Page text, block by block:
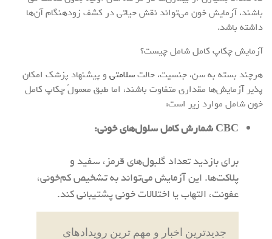
باشند، آزمایش خون می‌تواند نقش حیاتی در کشف زودهنگام آن‌ها
داشته باشد.
آزمایش‌ چکاپ کامل شامل چیست؟
هرچند بسته به سن، جنسیت، حالتسلامتی و پیشنهاد پزشک امکان
پذیر آزمایش‌ها مقداری متفاوت باشند، اما طبق معمولً چکاپ کامل
خون شامل موارد زیر است:
CBCشمارش کامل سلول‌های خونی:
برای بازدید تعداد گلبول‌های قرمز، سفید و
پلاکت‌ها. این آزمایش می‌تواند به تشخیص کم‌خونی،
عفونت، التهاب یا اختلالات خونی پشتیبانی کند.
جدیدترین اخبار و مهم ترین رویدادهای